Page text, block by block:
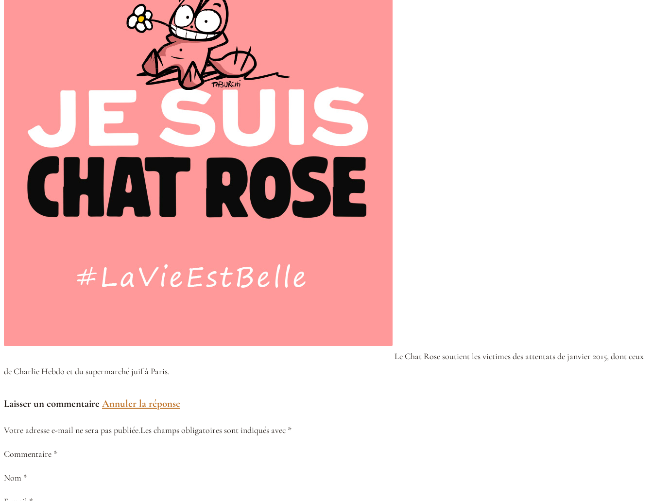
Le Chat Rose soutient les victimes des attentats de janvier 2015, dont ceux
de Charlie Hebdo et du supermarché juif à Paris.
Laisser un commentaire Annuler la réponse
Votre adresse e-mail ne sera pas publiée.Les champs obligatoires sont indiqués avec *
Commentaire *
Nom *